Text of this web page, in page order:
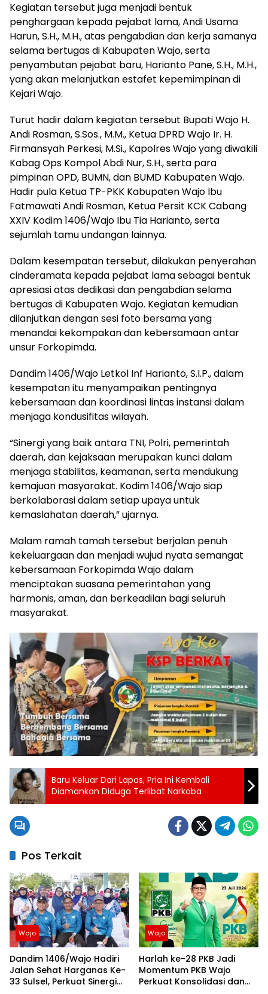
Kegiatan tersebut juga menjadi bentuk
penghargaan kepada pejabat lama, Andi Usama
Harun, S.H., M.H., atas pengabdian dan kerja samanya
selama bertugas di Kabupaten Wajo, serta
penyambutan pejabat baru, Harianto Pane, S.H., M.H.,
yang akan melanjutkan estafet kepemimpinan di
Kejari Wajo.
Turut hadir dalam kegiatan tersebut Bupati Wajo H.
Andi Rosman, S.Sos., M.M., Ketua DPRD Wajo Ir. H.
Firmansyah Perkesi, M.Si., Kapolres Wajo yang diwakili
Kabag Ops Kompol Abdi Nur, S.H., serta para
pimpinan OPD, BUMN, dan BUMD Kabupaten Wajo.
Hadir pula Ketua TP-PKK Kabupaten Wajo Ibu
Fatmawati Andi Rosman, Ketua Persit KCK Cabang
XXIV Kodim 1406/Wajo Ibu Tia Harianto, serta
sejumlah tamu undangan lainnya.
Dalam kesempatan tersebut, dilakukan penyerahan
cinderamata kepada pejabat lama sebagai bentuk
apresiasi atas dedikasi dan pengabdian selama
bertugas di Kabupaten Wajo. Kegiatan kemudian
dilanjutkan dengan sesi foto bersama yang
menandai kekompakan dan kebersamaan antar
unsur Forkopimda.
Dandim 1406/Wajo Letkol Inf Harianto, S.I.P., dalam
kesempatan itu menyampaikan pentingnya
kebersamaan dan koordinasi lintas instansi dalam
menjaga kondusifitas wilayah.
“Sinergi yang baik antara TNI, Polri, pemerintah
daerah, dan kejaksaan merupakan kunci dalam
menjaga stabilitas, keamanan, serta mendukung
kemajuan masyarakat. Kodim 1406/Wajo siap
berkolaborasi dalam setiap upaya untuk
kemaslahatan daerah,” ujarnya.
Malam ramah tamah tersebut berjalan penuh
kekeluargaan dan menjadi wujud nyata semangat
kebersamaan Forkopimda Wajo dalam
menciptakan suasana pemerintahan yang
harmonis, aman, dan berkeadilan bagi seluruh
masyarakat.
Baru Keluar Dari Lapas, Pria Ini Kembali
Diamankan Diduga Terlibat Narkoba
Pos Terkait
Wajo
Dandim 1406/Wajo Hadiri
Jalan Sehat Harganas Ke-
33 Sulsel, Perkuat Sinergi
Wajo
Harlah ke-28 PKB Jadi
Momentum PKB Wajo
Perkuat Konsolidasi dan